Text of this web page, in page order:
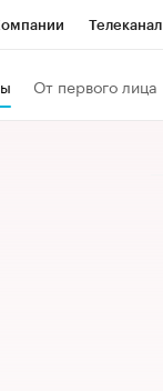
Телеканал
От первого лица